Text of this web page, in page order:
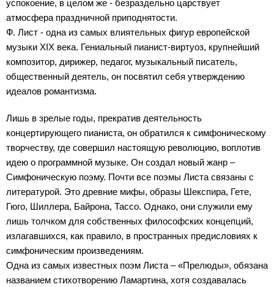
успокоение, в целом же - безраздельно царствует
атмосфера праздничной приподнятости.
Ф. Лист - одна из самых влиятельных фигур европейской
музыки XIX века. Гениальный пианист-виртуоз, крупнейший
композитор, дирижер, педагог, музыкальный писатель,
общественный деятель, он посвятил себя утверждению
идеалов романтизма.
Лишь в зрелые годы, прекратив деятельность
концертирующего пианиста, он обратился к симфоническому
творчеству, где совершил настоящую революцию, воплотив
идею о программной музыке. Он создал новый жанр –
Симфоническую поэму. Почти все поэмы Листа связаны с
литературой. Это древние мифы, образы Шекспира, Гете,
Гюго, Шиллера, Байрона, Тассо. Однако, они служили ему
лишь толчком для собственных философских концепций,
излагавшихся, как правило, в пространных предисловиях к
симфоническим произведениям.
Одна из самых известных поэм Листа – «Прелюды», обязана
названием стихотворению Ламартина, хотя создавалась